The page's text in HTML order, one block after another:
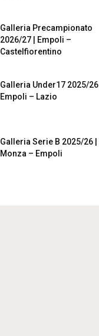
Galleria Precampionato
2026/27 | Empoli –
Castelfiorentino
Galleria Under17 2025/26 |
Empoli – Lazio
Galleria Serie B 2025/26 |
Monza – Empoli